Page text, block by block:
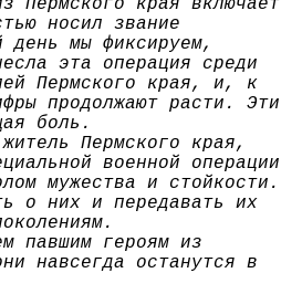
носил звание
день мы фиксируем,
эта операция среди
Пермского края, и, к
продолжают расти. Эти
боль.
Пермского края,
военной операции
мужества и стойкости.
о них и передавать их
павшим героям из
навсегда останутся в